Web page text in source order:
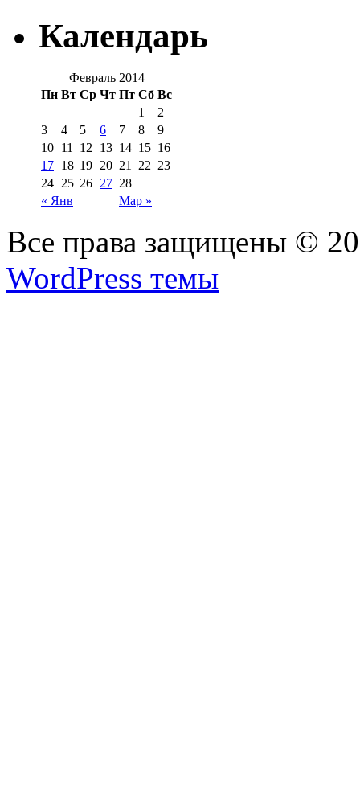
Календарь
Февраль 2014
Пн Вт Ср Чт Пт Сб Вс
« Янв Мар »
1
2
3
4 5 6 7 8
9
10 11 12 13 14 15 16
17 18 19 20 21 22 23
24 25 26 27 28
Все права защищены ©
WordPress темы